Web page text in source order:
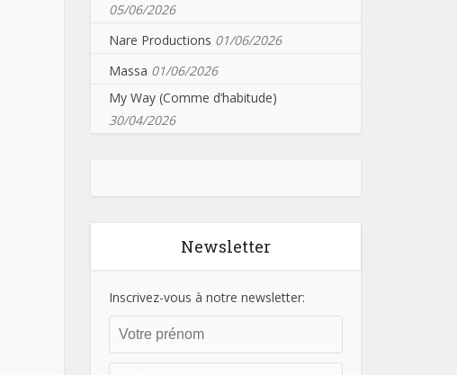
05/06/2026
Nare Productions 01/06/2026
Massa 01/06/2026
My Way (Comme d’habitude)
30/04/2026
Newsletter
Inscrivez-vous à notre newsletter: